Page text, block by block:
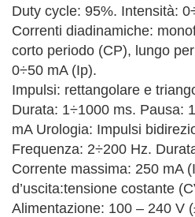
Duty cycle: 95%. Intensità:
Correnti diadinamiche:
corto periodo (CP), lungo
0÷50 mA (Ip).
Impulsi: rettangolare e
Durata: 1÷1000 ms. Pausa:
mA Urologia: Impulsi
Frequenza: 2÷200 Hz.
Corrente massima: 250 mA
d’uscita:tensione costante
Alimentazione: 100 – 240 V